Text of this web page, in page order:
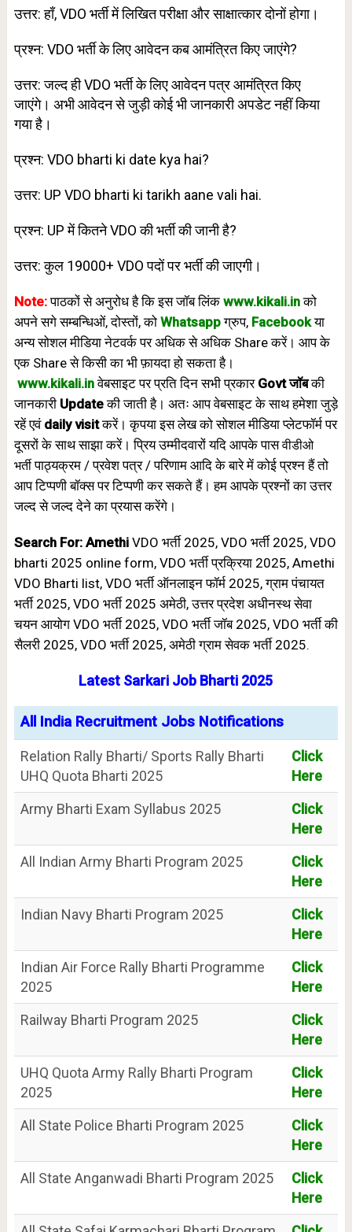
उत्तर: हाँ, VDO भर्ती में लिखित परीक्षा और साक्षात्कार दोनों होगा।
प्रश्न: VDO भर्ती के लिए आवेदन कब आमंत्रित किए जाएंगे?
उत्तर: जल्द ही VDO भर्ती के लिए आवेदन पत्र आमंत्रित किए
जाएंगे। अभी आवेदन से जुड़ी कोई भी जानकारी अपडेट नहीं किया
गया है।
प्रश्न: VDO bharti ki date kya hai?
उत्तर: UP VDO bharti ki tarikh aane vali hai.
प्रश्न: UP में कितने VDO की भर्ती की जानी है?
उत्तर: कुल 19000+ VDO पदों पर भर्ती की जाएगी।
Note:पाठकों से अनुरोध है कि इस जॉब लिंक www.kikali.in को
अपने सगे सम्बन्धिओं, दोस्तों, को Whatsappग्रुप, Facebookया
अन्य सोशल मीडिया नेटवर्क पर अधिक से अधिक Share करें। आप के
एक Share से किसी का भी फ़ायदा हो सकता है।
www.kikali.inवेबसाइट पर प्रति दिन सभी प्रकार Govt जॉब की
जानकारी Update की जाती है। अतः आप वेबसाइट के साथ हमेशा जुड़े
रहें एवं daily visitकरें। कृपया इस लेख को सोशल मीडिया प्लेटफॉर्म पर
दूसरों के साथ साझा करें। प्रिय उम्मीदवारों यदि आपके पासवीडीओ
भर्तीपाठ्यक्रम / प्रवेश पत्र / परिणाम आदि के बारे में कोई प्रश्न हैं तो
आप टिप्पणी बॉक्स पर टिप्पणी कर सकते हैं। हम आपके प्रश्नों का उत्तर
जल्द से जल्द देने का प्रयास करेंगे।
Search For: AmethiVDO भर्ती 2025, VDO भर्ती 2025, VDO
bharti 2025 online form, VDO भर्ती प्रक्रिया 2025, Amethi
VDO Bharti list, VDO भर्ती ऑनलाइन फॉर्म 2025, ग्राम पंचायत
भर्ती 2025, VDO भर्ती 2025 अमेठी, उत्तर प्रदेश अधीनस्थ सेवा
चयन आयोग VDO भर्ती 2025, VDO भर्ती जॉब 2025, VDO भर्ती की
सैलरी 2025, VDO भर्ती 2025, अमेठी ग्राम सेवक भर्ती 2025.
Latest Sarkari Job Bharti 2025
All India Recruitment Jobs Notifications
Relation Rally Bharti/ Sports Rally Bharti
UHQ Quota Bharti 2025
Click
Here
Army Bharti Exam Syllabus 2025
Click
Here
All Indian Army Bharti Program 2025
Click
Here
Indian Navy Bharti Program 2025
Click
Here
Indian Air Force Rally Bharti Programme
2025
Click
Here
Railway Bharti Program 2025
Click
Here
UHQ Quota Army Rally Bharti Program
2025
Click
Here
All State Police Bharti Program 2025
Click
Here
All State Anganwadi Bharti Program 2025
Click
Here